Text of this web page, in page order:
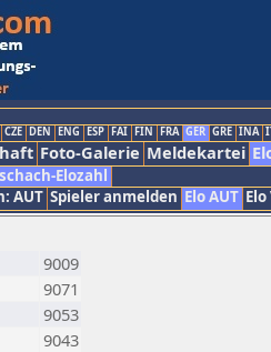
CZE DEN ENG ESP FAI FIN FRA GER GRE INA
Foto-Galerie Meldekartei
Elozahl
AUT Spieler anmelden Elo AUT
9009
9071
9053
9043